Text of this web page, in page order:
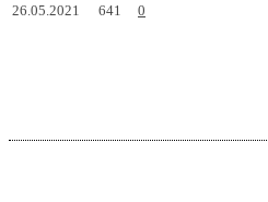
26.05.2021 641 0